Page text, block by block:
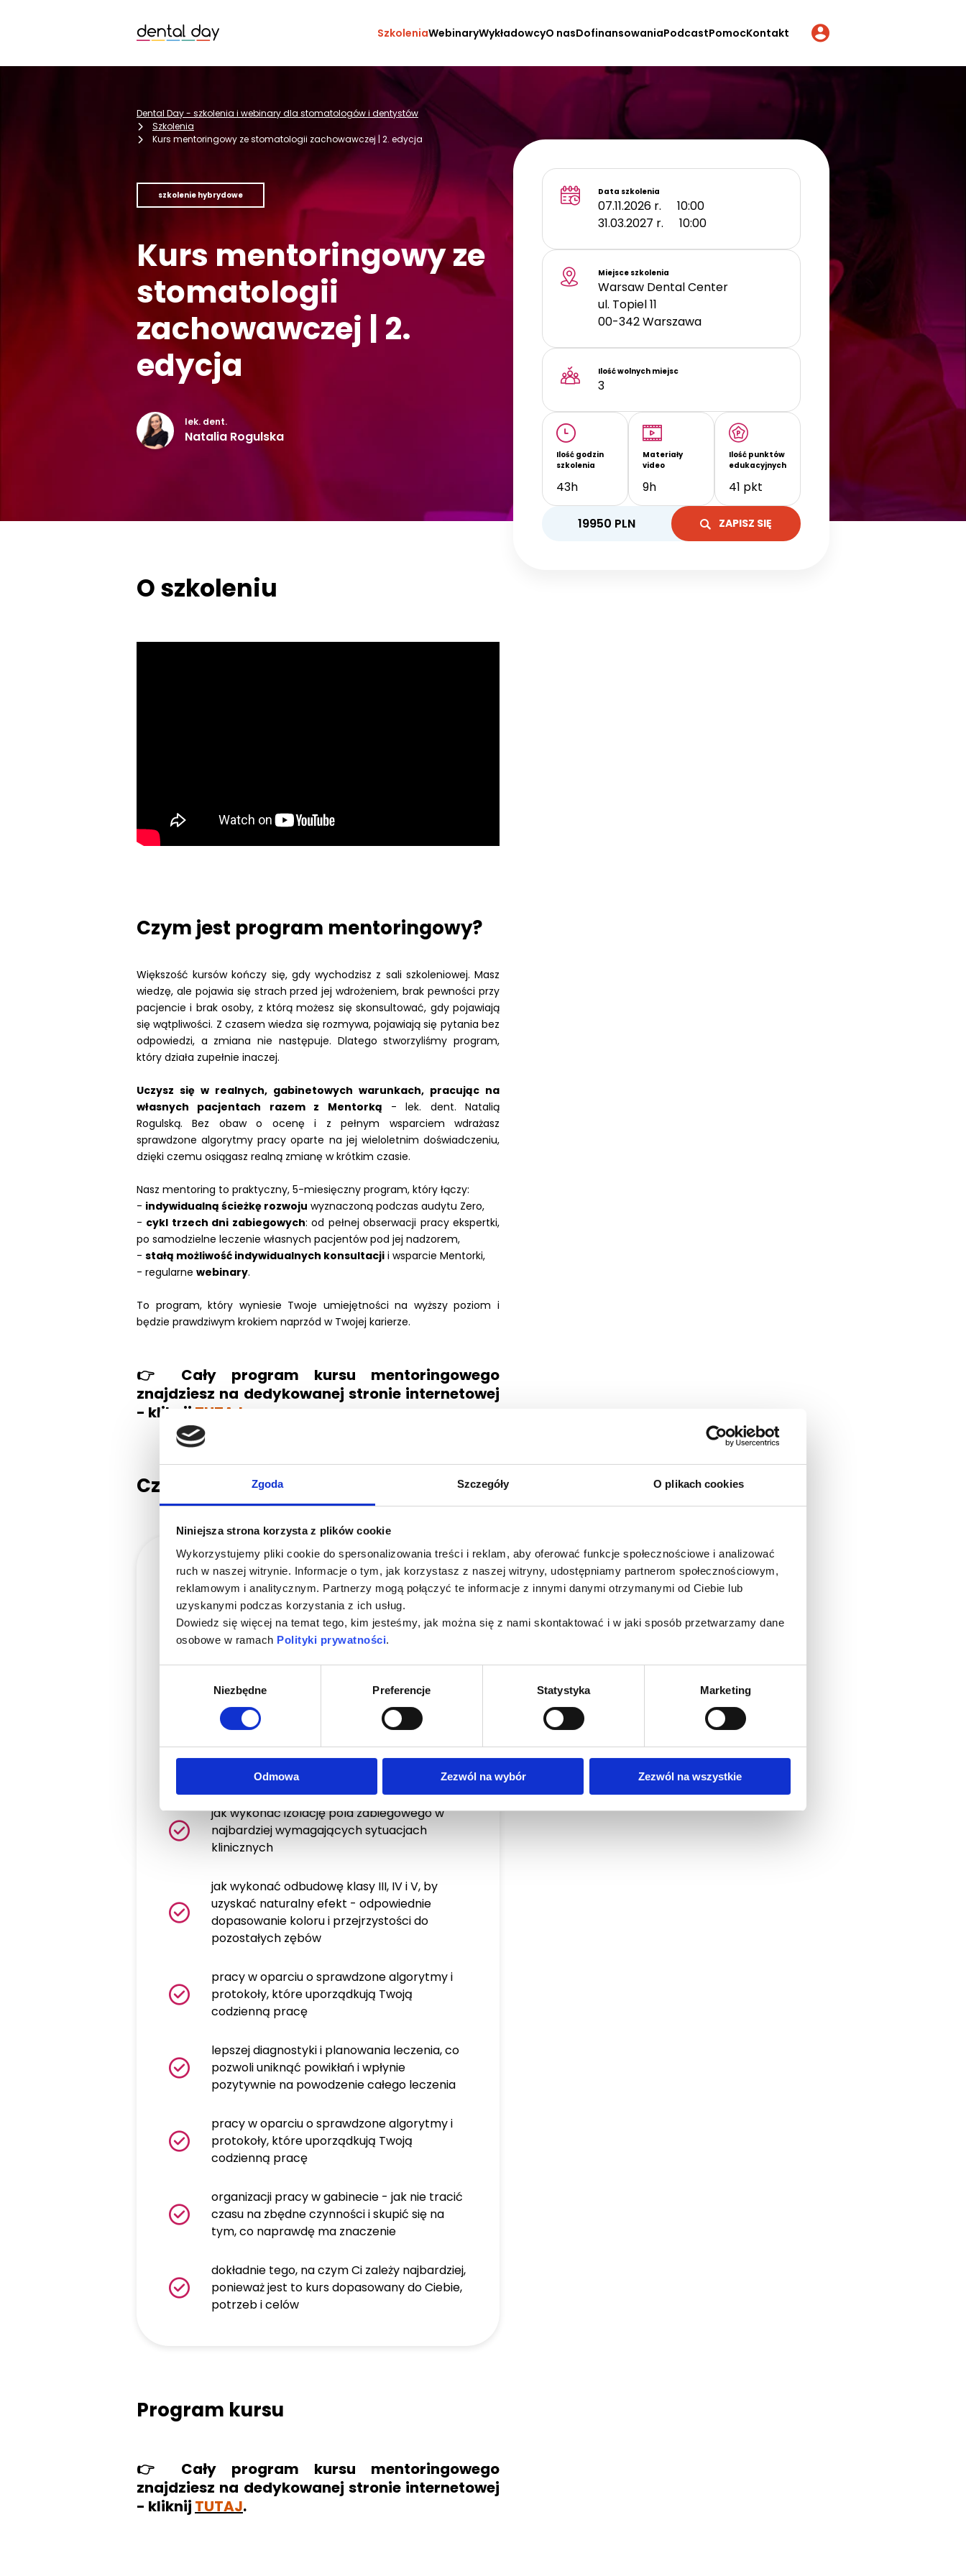
Zgoda Szczegóły O plikach cookies
Niniejsza strona korzysta z plików cookie
Wykorzystujemy pliki cookie do spersonalizowania treści i reklam, aby oferować funkcje społecznościowe i analizować
ruch w naszej witrynie. Informacje o tym, jak korzystasz z naszej witryny, udostępniamy partnerom społecznościowym,
reklamowym i analitycznym. Partnerzy mogą połączyć te informacje z innymi danymi otrzymanymi od Ciebie lub
uzyskanymi podczas korzystania z ich usług.
Dowiedz się więcej na temat tego, kim jesteśmy, jak można się z nami skontaktować i w jaki sposób przetwarzamy dane
osobowe w ramach Polityki prywatności.
Niezbędne Preferencje Statystyka Marketing
Odmowa Zezwól na wybór Zezwól na wszystkie
SzkoleniaWebinaryWykładowcyO nasDofinansowaniaPodcastPomocKontakt
Dental Day - szkolenia i webinary dla stomatologów i dentystów
Szkolenia
Kurs mentoringowy ze stomatologii zachowawczej | 2. edycja
szkolenie hybrydowe
Kurs mentoringowy ze
stomatologii
zachowawczej | 2.
edycja
lek. dent.
Natalia Rogulska
Data szkolenia
07.11.2026 r.
10:00
31.03.2027 r.
10:00
Miejsce szkolenia
Warsaw Dental Center
ul. Topiel 11
00-342Warszawa
Ilość wolnych miejsc
3
Ilość godzin
szkolenia
43h
Materiały
video
9h
Ilość punktów
edukacyjnych
41 pkt
19950 PLN ZAPISZ SIĘ
O szkoleniu
Czym jest program mentoringowy?
Większość kursów kończy się, gdy wychodzisz z sali szkoleniowej. Masz
wiedzę, ale pojawia się strach przed jej wdrożeniem, brak pewności przy
pacjencie i brak osoby, z którą możesz się skonsultować, gdy pojawiają
się wątpliwości. Z czasem wiedza się rozmywa, pojawiają się pytania bez
odpowiedzi, a zmiana nie następuje. Dlatego stworzyliśmy program,
który działa zupełnie inaczej.
Uczysz się w realnych, gabinetowych warunkach, pracując na
własnych pacjentach razem z Mentorką - lek. dent. Natalią
Rogulską. Bez obaw o ocenę i z pełnym wsparciem wdrażasz
sprawdzone algorytmy pracy oparte na jej wieloletnim doświadczeniu,
dzięki czemu osiągasz realną zmianę w krótkim czasie.
Nasz mentoring to praktyczny, 5-miesięczny program, który łączy:
- indywidualną ścieżkę rozwoju wyznaczoną podczas audytu Zero,
- cykl trzech dni zabiegowych: od pełnej obserwacji pracy ekspertki,
po samodzielne leczenie własnych pacjentów pod jej nadzorem,
- stałą możliwość indywidualnych konsultacji i wsparcie Mentorki,
- regularne webinary.
To program, który wyniesie Twoje umiejętności na wyższy poziom i
będzie prawdziwym krokiem naprzód w Twojej karierze.
👉 Cały program kursu mentoringowego
znajdziesz na dedykowanej stronie internetowej
- kliknij TUTAJ
Czego nauczę się na szkoleniu?
jak poradzić sobie w nawet najtrudniejszych
przypadkach ubytków klasy II
jak radzić sobie w przypadku odbudowy
ubytków poddziąsłowych - deep margin
elevation
jak w sposób anatomiczny odtwarzać kształt
powierzchni żującej oraz szczytów guzków
dopasowywania do przeciw zgryzu i często
ścinania efektów całej pracy
jak wykonać izolację pola zabiegowego w
najbardziej wymagających sytuacjach
klinicznych
jak wykonać odbudowę klasy III, IV i V, by
uzyskać naturalny efekt - odpowiednie
dopasowanie koloru i przejrzystości do
pozostałych zębów
pracy w oparciu o sprawdzone algorytmy i
protokoły, które uporządkują Twoją
codzienną pracę
lepszej diagnostyki i planowania leczenia, co
pozwoli uniknąć powikłań i wpłynie
pozytywnie na powodzenie całego leczenia
pracy w oparciu o sprawdzone algorytmy i
protokoły, które uporządkują Twoją
codzienną pracę
organizacji pracy w gabinecie - jak nie tracić
czasu na zbędne czynności i skupić się na
tym, co naprawdę ma znaczenie
dokładnie tego, na czym Ci zależy najbardziej,
ponieważ jest to kurs dopasowany do Ciebie,
potrzeb i celów
Program kursu
👉 Cały program kursu mentoringowego
znajdziesz na dedykowanej stronie internetowej
- kliknij TUTAJ.